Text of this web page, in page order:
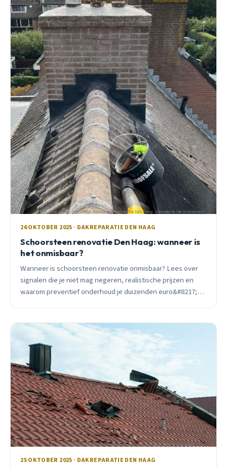
26 OKTOBER 2025 · DAKREPARATIE DEN HAAG
Schoorsteen renovatie Den Haag: wanneer is
het onmisbaar?
Wanneer is schoorsteen renovatie onmisbaar? Lees over
signalen die je niet mag negeren, realistische prijzen en
waarom preventief onderhoud je duizenden euro&#8217;s
25 OKTOBER 2025 · DAKREPARATIE DEN HAAG